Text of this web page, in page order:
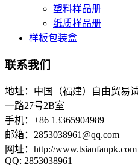
塑料样品册
纸质样品册
样板包装盒
联系我们
地址：中国（福建）自由贸易
一路27号2B室
手机：+86 13365904989
邮箱： 2853038961@qq.com
网址：http://www.tsianfanpk.com
QQ: 2853038961